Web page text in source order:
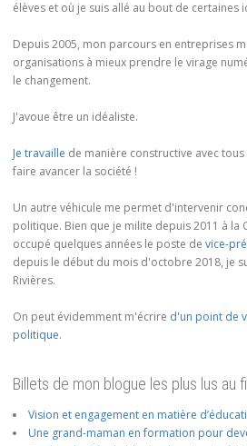
élèves et où je suis allé au bout de certaines
Depuis 2005, mon parcours en entreprises
organisations à mieux prendre le virage
le changement.
J'avoue être un idéaliste.
Je travaille de manière constructive avec
faire avancer la société !
Un autre véhicule me permet d'intervenir
politique. Bien que je milite depuis 2011 à la
occupé quelques années le poste de vice-
depuis le début du mois d'octobre 2018, je
Rivières.
On peut évidemment m'écrire d'un point de
politique.
Billets de mon blogue les plus lus au
Vision et engagement en matière
Une grand-maman en formation pour